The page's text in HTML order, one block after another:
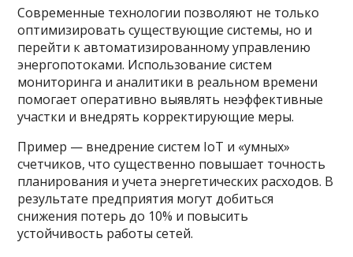
Современные технологии позволяют не только
оптимизировать существующие системы, но и
перейти к автоматизированному управлению
энергопотоками. Использование систем
мониторинга и аналитики в реальном времени
помогает оперативно выявлять неэффективные
участки и внедрять корректирующие меры.
Пример — внедрение систем IoT и «умных»
счетчиков, что существенно повышает точность
планирования и учета энергетических расходов. В
результате предприятия могут добиться
снижения потерь до 10% и повысить
устойчивость работы сетей.